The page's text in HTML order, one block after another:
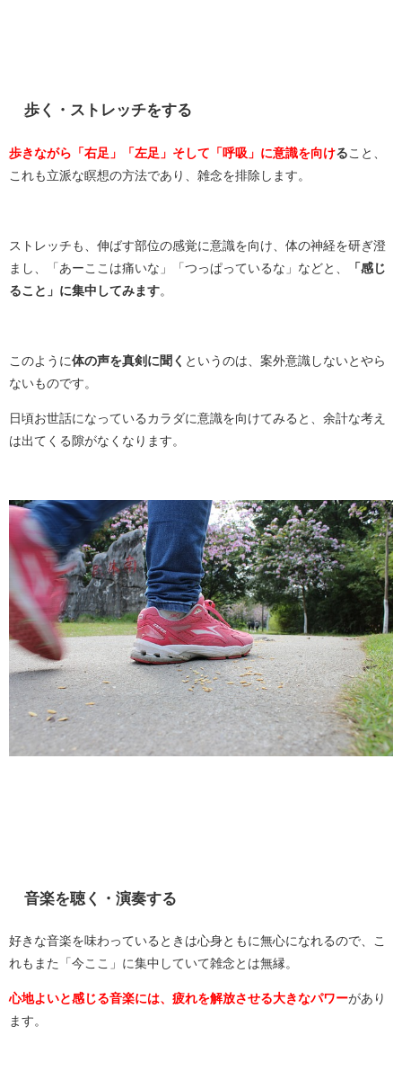
歩く・ストレッチをする
歩きながら「右足」「左足」そして「呼吸」に意識を向ける こと、
これも立派な瞑想の方法であり、雑念を排除します。
ストレッチも、伸ばす部位の感覚に意識を向け、体の神経を研ぎ澄
まし、「あーここは痛いな」「つっぱっているな」などと、
「感じ
ること」に集中してみます
このように体の声を真剣に聞く というのは、案外意識しないとやら
ないものです。
日頃お世話になっているカラダに意識を向けてみると、余計な考え
は出てくる隙がなくなります。
音楽を聴く・演奏する
好きな音楽を味わっているときは心身ともに無心になれるので、こ
れもまた「今ここ」に集中していて雑念とは無縁。
心地よいと感じる音楽には、疲れを解放させる大きなパワーがあり
ます。